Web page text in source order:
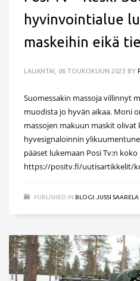
hyvinvointialue
maskeihin eikä
LAUANTAI, 06 TOUKOKUUN 2023 BY
Suomessakin massoja villinnyt
muodista jo hyvän aikaa. Moni
massojen makuun maskit
hyvesignaloinnin
pääset lukemaan Posi Tv:n
https://positv.fi/uutisartikkelit/
PUBLISHED IN BLOGI: JUSSI SAARELA